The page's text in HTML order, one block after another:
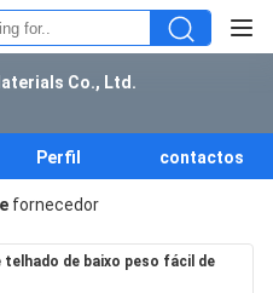
Co., Ltd.
Perfil contactos
fornecedor
telhado de baixo peso fácil de